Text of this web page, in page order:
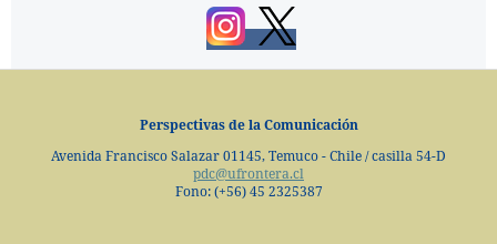
Perspectivas de la Comunicación
Avenida Francisco Salazar 01145, Temuco - Chile / casilla 54-D
pdc@ufrontera.cl
Fono: (+56) 45 2325387